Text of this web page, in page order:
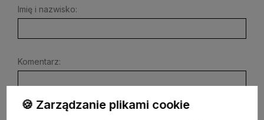
Imię i nazwisko:
Komentarz:
🍪 Zarządzanie plikami cookie